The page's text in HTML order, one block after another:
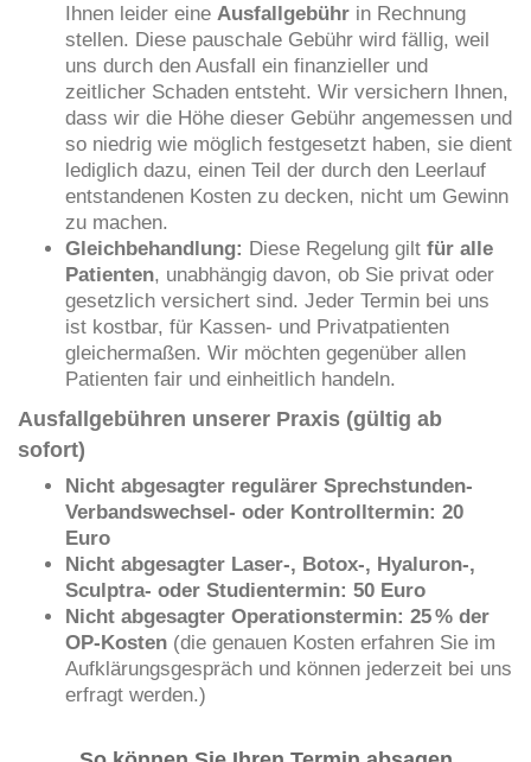
Ihnen leider eine Ausfallgebühr in Rechnung
stellen. Diese pauschale Gebühr wird fällig, weil
uns durch den Ausfall ein finanzieller und
zeitlicher Schaden entsteht. Wir versichern Ihnen,
dass wir die Höhe dieser Gebühr angemessen und
so niedrig wie möglich festgesetzt haben, sie dient
lediglich dazu, einen Teil der durch den Leerlauf
entstandenen Kosten zu decken, nicht um Gewinn
zu machen.
Gleichbehandlung: Diese Regelung gilt für alle
Patienten, unabhängig davon, ob Sie privat oder
gesetzlich versichert sind. Jeder Termin bei uns
ist kostbar, für Kassen- und Privatpatienten
gleichermaßen. Wir möchten gegenüber allen
Patienten fair und einheitlich handeln.
Ausfallgebühren unserer Praxis (gültig ab
sofort)
Nicht abgesagter regulärer Sprechstunden-
Verbandswechsel- oder Kontrolltermin: 20
Euro
Nicht abgesagter Laser-, Botox-, Hyaluron-,
Sculptra- oder Studientermin: 50 Euro
Nicht abgesagter Operationstermin: 25 % der
OP-Kosten (die genauen Kosten erfahren Sie im
Aufklärungsgespräch und können jederzeit bei uns
erfragt werden.)